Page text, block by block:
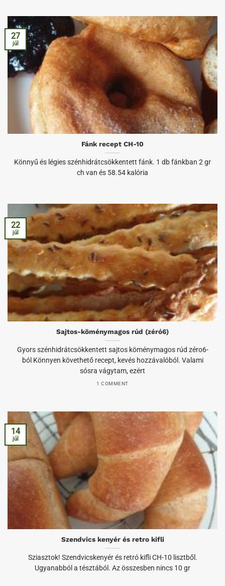
Fánk recept CH-10
Könnyű és légies szénhidrátcsökkentett fánk. 1 db fánkban 2 gr
ch van és 58.54 kalória
27
júl
Sajtos-köménymagos rúd (zéró6)
Gyors szénhidrátcsökkentett sajtos köménymagos rúd zéro6-
ból Könnyen követhető recept, kevés hozzávalóból. Valami
sósra vágytam, ezért
1 COMMENT
22
júl
Szendvics kenyér és retro kifli
Sziasztok! Szendvicskenyér és retró kifli CH-10 lisztből.
Ugyanabból a tésztából. Az összesben nincs 10 gr
14
júl